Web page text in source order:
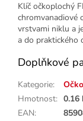
Klíč očkoplochý
chromvanadiové
vrstvami niklu a
a do praktického
Doplňkové
Kategorie:
Hmotnost: 0.16
EAN: